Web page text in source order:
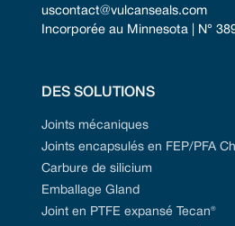
uscontact@vulcanseals.com
Incorporée au Minnesota | N°
DES SOLUTIONS
Joints mécaniques
Joints encapsulés en FEP/PFA
Carbure de silicium
Emballage Gland
Joint en PTFE expansé Tecan®